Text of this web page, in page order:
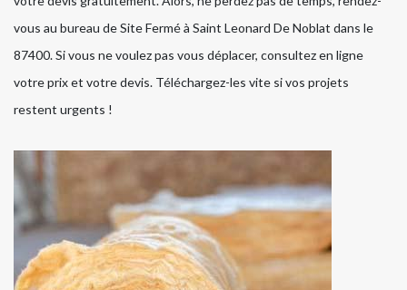
vous au bureau de Site Fermé à Saint Leonard De Noblat dans le
87400. Si vous ne voulez pas vous déplacer, consultez en ligne
votre prix et votre devis. Téléchargez-les vite si vos projets
restent urgents !